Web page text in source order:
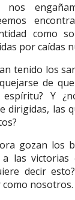
nos
como
por caídas
tenido los
de
Y
dirigidas, las
gozan los
las victorias
decir
nosotros.